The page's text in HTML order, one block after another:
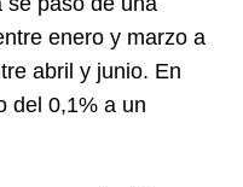
enero y marzo a
abril y junio. En
del 0,1% a un